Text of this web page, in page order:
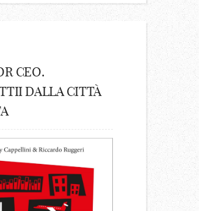
CEO.
DALLA CITTÀ